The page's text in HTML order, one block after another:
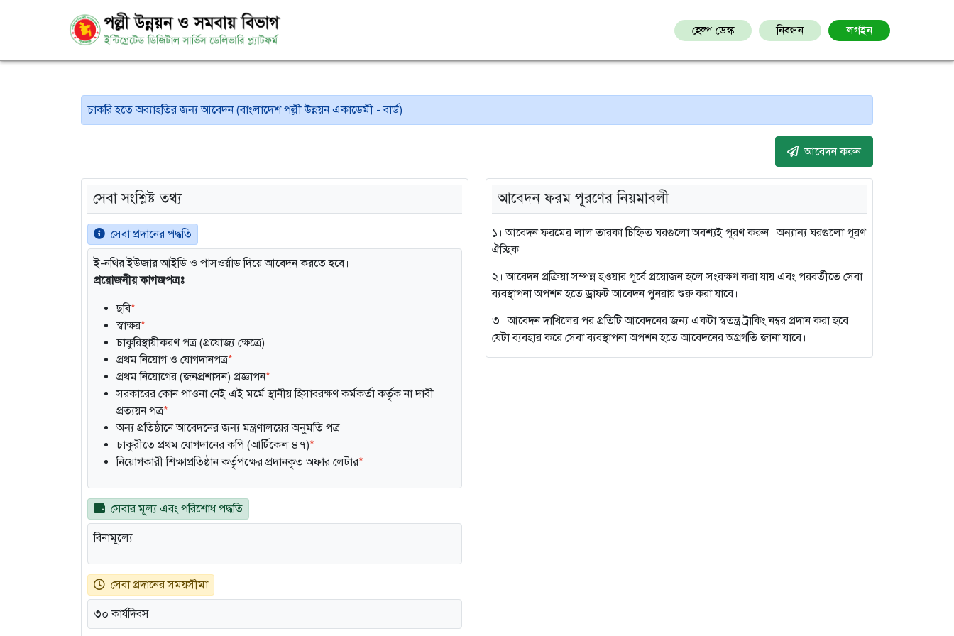
হেল্প ডেস্ক নিবন্ধন লগইন
চাকরি হতে অব্যাহতির জন্য আবেদন (বাংলাদেশ পল্লী উন্নয়ন একাডেমী - বার্ড)
আবেদন করুন
সেবা সংশ্লিষ্ট তথ্য
সেবা প্রদানের পদ্ধতি
ই-নথির ইউজার আইডি ও পাসওর্য়াড দিয়ে আবেদন করতে হবে।
প্রয়োজনীয় কাগজপত্রঃ
ছবি*
স্বাক্ষর*
চাকুরিস্থায়ীকরণ পত্র (প্রযোজ্য ক্ষেত্রে)
প্রথম নিয়োগ ও যোগদানপত্র*
প্রথম নিয়োগের (জনপ্রশাসন) প্রজ্ঞাপন*
সরকারের কোন পাওনা নেই এই মর্মে স্থানীয় হিসাবরক্ষণ কর্মকর্তা কর্তৃক না দাবী
প্রত্যয়ন পত্র*
অন্য প্রতিষ্ঠানে আবেদনের জন্য মন্ত্রণালয়ের অনুমতি পত্র
চাকুরীতে প্রথম যোগদানের কপি (আর্টিকেল ৪৭)*
নিয়োগকারী শিক্ষাপ্রতিষ্ঠান কর্তৃপক্ষের প্রদানকৃত অফার লেটার*
সেবার মূল্য এবং পরিশোধ পদ্ধতি
বিনামূল্যে
সেবা প্রদানের সময়সীমা
৩০ কার্যদিবস
আবেদন ফরম পূরণের নিয়মাবলী
১। আবেদন ফরমের লাল তারকা চিহ্নিত ঘরগুলো অবশ্যই পূরণ করুন। অন্যান্য ঘরগুলো পূরণ
ঐচ্ছিক।
২। আবেদন প্রক্রিয়া সম্পন্ন হওয়ার পূর্বে প্রয়োজন হলে সংরক্ষণ করা যায় এবং পরবর্তীতে সেবা
ব্যবস্থাপনা অপশন হতে ড্রাফট আবেদন পুনরায় শুরু করা যাবে।
৩। আবেদন দাখিলের পর প্রতিটি আবেদনের জন্য একটা স্বতন্ত্র ট্রাকিং নম্বর প্রদান করা হবে
যেটা ব্যবহার করে সেবা ব্যবস্থাপনা অপশন হতে আবেদনের অগ্রগতি জানা যাবে।